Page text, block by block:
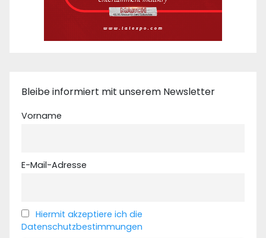
Bleibe informiert mit unserem Newsletter
Vorname
E-Mail-Adresse
Hiermit akzeptiere ich die
Datenschutzbestimmungen